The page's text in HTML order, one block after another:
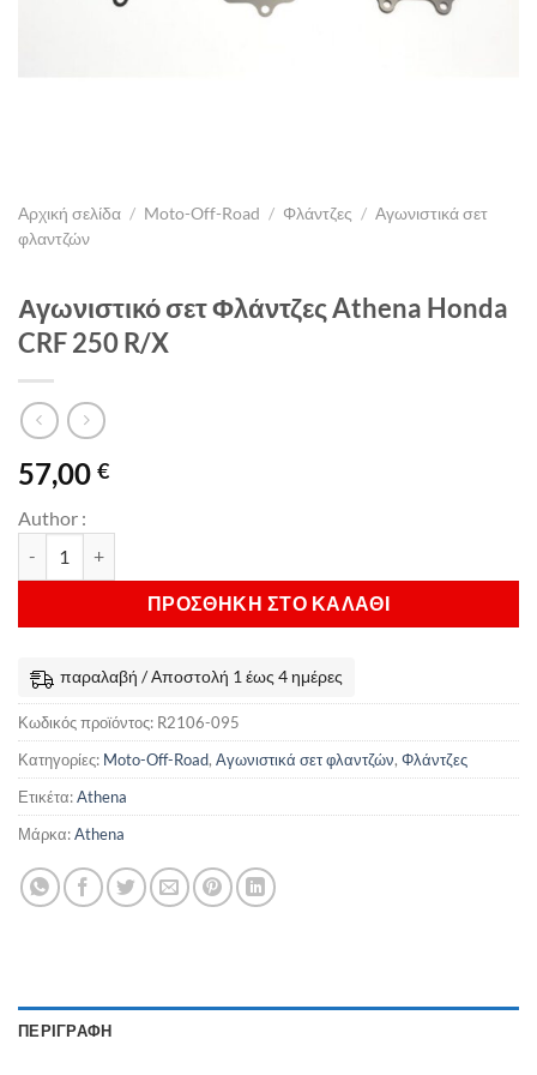
Αρχική σελίδα / Moto-Off-Road / Φλάντζες / Αγωνιστικά σετ
φλαντζών
Αγωνιστικό σετ Φλάντζες Athena Honda
CRF 250 R/X
57,00 €
Author :
ΠΡΟΣΘΉΚΗ ΣΤΟ ΚΑΛΆΘΙ
παραλαβή / Αποστολή 1 έως 4 ημέρες
Κωδικός προϊόντος: R2106-095
Κατηγορίες: Moto-Off-Road, Αγωνιστικά σετ φλαντζών, Φλάντζες
Ετικέτα:Athena
Μάρκα:Athena
ΠΕΡΙΓΡΑΦΉ